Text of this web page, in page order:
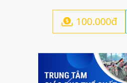
 100.000đ